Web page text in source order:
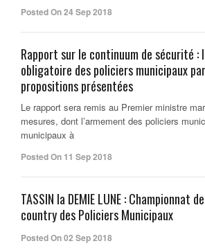
Posted On 24 Sep 2018
Rapport sur le continuum de sécurité :
obligatoire des policiers municipaux
propositions présentées
Le rapport sera remis au Premier ministre
mesures, dont l’armement des policiers
municipaux à
Posted On 11 Sep 2018
TASSIN la DEMIE LUNE : Championnat
country des Policiers Municipaux
Posted On 02 Sep 2018